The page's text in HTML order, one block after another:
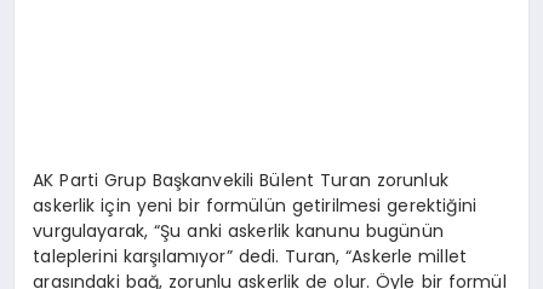
AK Parti Grup Başkanvekili Bülent Turan zorunluk
askerlik için yeni bir formülün getirilmesi gerektiğini
vurgulayarak, “Şu anki askerlik kanunu bugünün
taleplerini karşılamıyor” dedi. Turan, “Askerle millet
arasındaki bağ, zorunlu askerlik de olur. Öyle bir formül